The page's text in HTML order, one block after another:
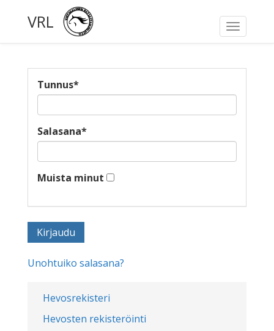
Toggle
VRL
Hevosrekisteri
Hevosten rekisteröinti
Tunnus*
Salasana*
Muista minut
Unohtuiko salasana?